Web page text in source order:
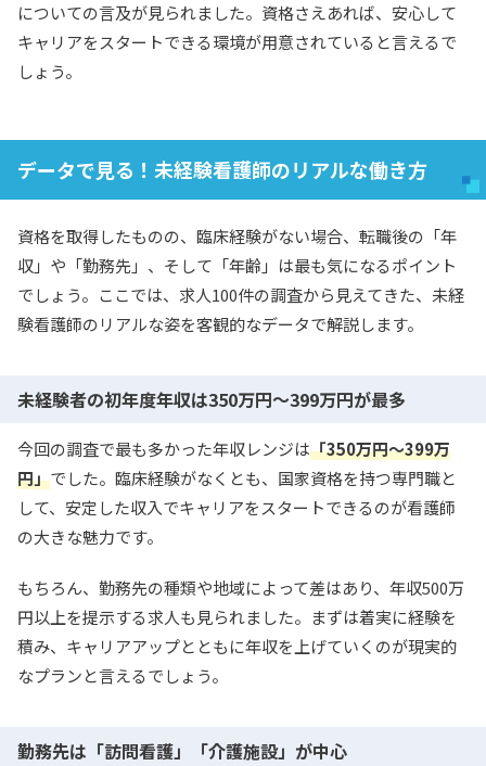
についての言及が見られました。資格さえあれば、安心して
キャリアをスタートできる環境が用意されていると言えるで
しょう。
データで見る！未経験看護師のリアルな働き方
資格を取得したものの、臨床経験がない場合、転職後の「年
収」や「勤務先」、そして「年齢」は最も気になるポイント
でしょう。ここでは、求人100件の調査から見えてきた、未経
験看護師のリアルな姿を客観的なデータで解説します。
未経験者の初年度年収は350万円〜399万円が最多
今回の調査で最も多かった年収レンジは「350万円〜399万
円」でした。臨床経験がなくとも、国家資格を持つ専門職と
して、安定した収入でキャリアをスタートできるのが看護師
の大きな魅力です。
もちろん、勤務先の種類や地域によって差はあり、年収500万
円以上を提示する求人も見られました。まずは着実に経験を
積み、キャリアアップとともに年収を上げていくのが現実的
なプランと言えるでしょう。
勤務先は「訪問看護」「介護施設」が中心